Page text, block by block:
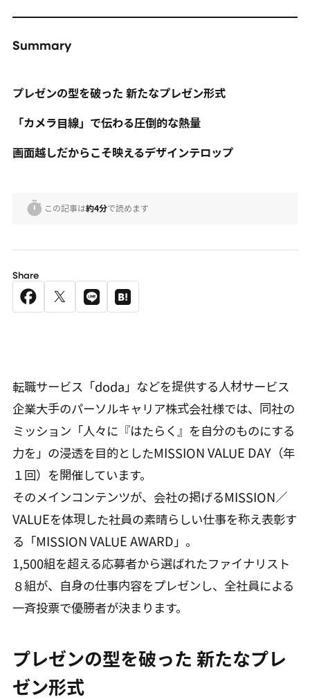
転職サービス「doda」などを提供する人材サービス
企業大手のパーソルキャリア株式会社様では、同社の
ミッション「人々に『はたらく』を自分のものにする
力を」の浸透を目的としたMISSION VALUE DAY（年
１回）を開催しています。
そのメインコンテンツが、会社の掲げるMISSION／
VALUEを体現した社員の素晴らしい仕事を称え表彰す
る「MISSION VALUE AWARD」。
1,500組を超える応募者から選ばれたファイナリスト
８組が、自身の仕事内容をプレゼンし、全社員による
一斉投票で優勝者が決まります。
プレゼンの型を破った 新たなプレ
ゼン形式
Summary
プレゼンの型を破った 新たなプレゼン形式
「カメラ目線」で伝わる圧倒的な熱量
画面越しだからこそ映えるデザインテロップ
この記事は約4分で読めます
Share